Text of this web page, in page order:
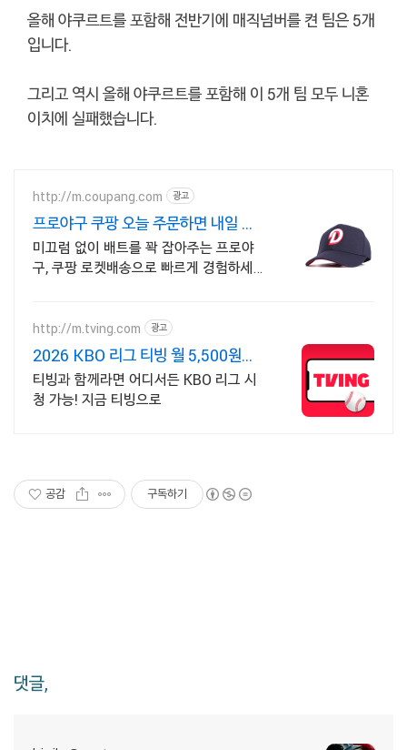
올해 야쿠르트를 포함해 전반기에 매직넘버를 켠 팀은 5개
입니다.
그리고 역시 올해 야쿠르트를 포함해 이 5개 팀 모두 니혼
이치에 실패했습니다.
http://m.coupang.com 광고
프로야구 쿠팡 오늘 주문하면 내일 도
착
미끄럼 없이 배트를 꽉 잡아주는 프로야
구, 쿠팡 로켓배송으로 빠르게 경험하세
http://m.tving.com 광고
2026 KBO 리그 티빙 월 5,500원부
터
티빙과 함께라면 어디서든 KBO 리그 시
청 가능! 지금 티빙으로
공감 구독하기
댓글,